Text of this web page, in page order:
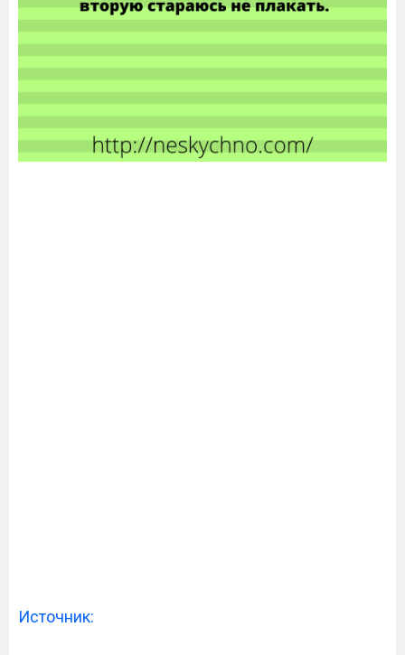
Источник: